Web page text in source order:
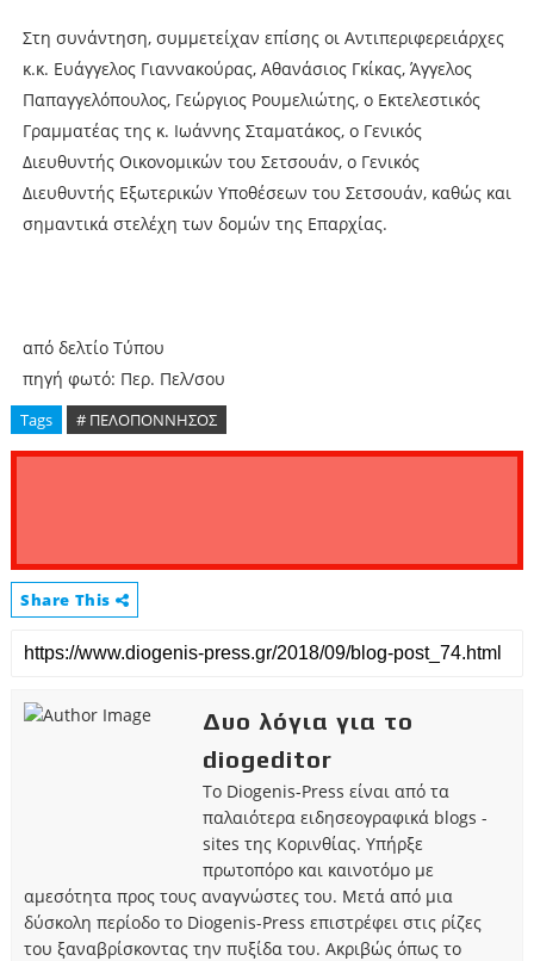
Στη συνάντηση, συμμετείχαν επίσης οι Αντιπεριφερειάρχες
κ.κ. Ευάγγελος Γιαννακούρας, Αθανάσιος Γκίκας, Άγγελος
Παπαγγελόπουλος, Γεώργιος Ρουμελιώτης, o Εκτελεστικός
Γραμματέας της κ. Ιωάννης Σταματάκος, ο Γενικός
Διευθυντής Οικονομικών του Σετσουάν, ο Γενικός
Διευθυντής Εξωτερικών Υποθέσεων του Σετσουάν, καθώς και
σημαντικά στελέχη των δομών της Επαρχίας.
από δελτίο Τύπου
πηγή φωτό: Περ. Πελ/σου
Tags # ΠΕΛΟΠΟΝΝΗΣΟΣ
Share This
Δυο λόγια για το
diogeditor
Το Diogenis-Press είναι από τα
παλαιότερα ειδησεογραφικά blogs -
sites της Κορινθίας. Υπήρξε
πρωτοπόρο και καινοτόμο με
αμεσότητα προς τους αναγνώστες του. Μετά από μια
δύσκολη περίοδο το Diogenis-Press επιστρέφει στις ρίζες
του ξαναβρίσκοντας την πυξίδα του. Ακριβώς όπως το